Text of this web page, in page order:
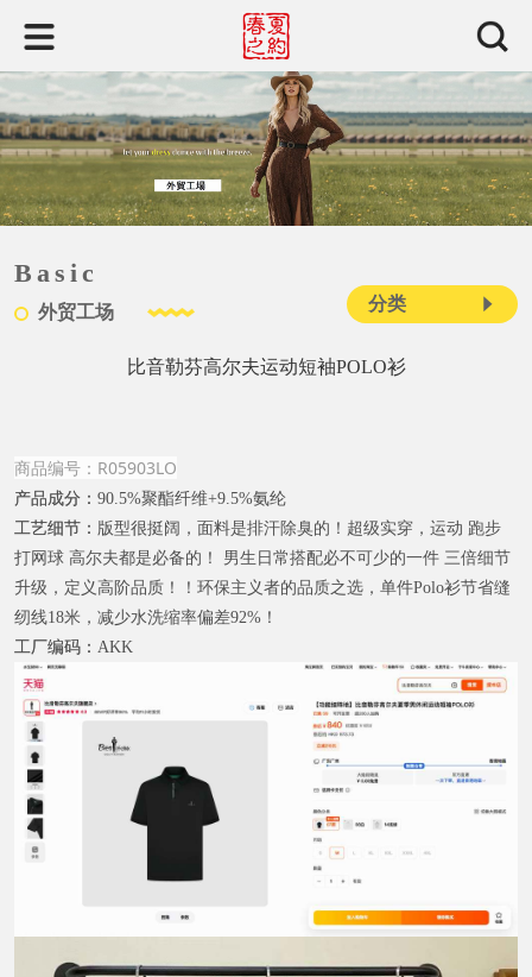
Basic
外贸工场 分类
比音勒芬高尔夫运动短袖POLO衫
商品编号：R05903LO
产品成分： 90.5%聚酯纤维+9.5%氨纶
工艺细节： 版型很挺阔，面料是排汗除臭的！超级实穿，运动 跑步
打网球 高尔夫都是必备的！ 男生日常搭配必不可少的一件 三倍细节
升级，定义高阶品质！！环保主义者的品质之选，单件Polo衫节省缝
纫线18米，减少水洗缩率偏差92%！
工厂编码： AKK